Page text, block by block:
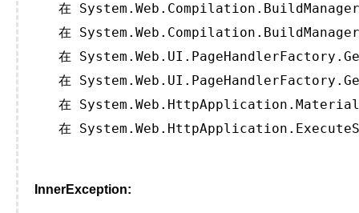
在
在
在
在
在
在
InnerException: